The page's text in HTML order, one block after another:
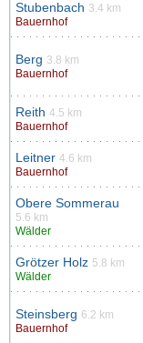
Stubenbach 3.4 km
Bauernhof
Berg 3.8 km
Bauernhof
Reith 4.5 km
Bauernhof
Leitner 4.6 km
Bauernhof
Obere Sommerau
5.6 km
Wälder
Grötzer Holz 5.8 km
Wälder
Steinsberg 6.2 km
Bauernhof